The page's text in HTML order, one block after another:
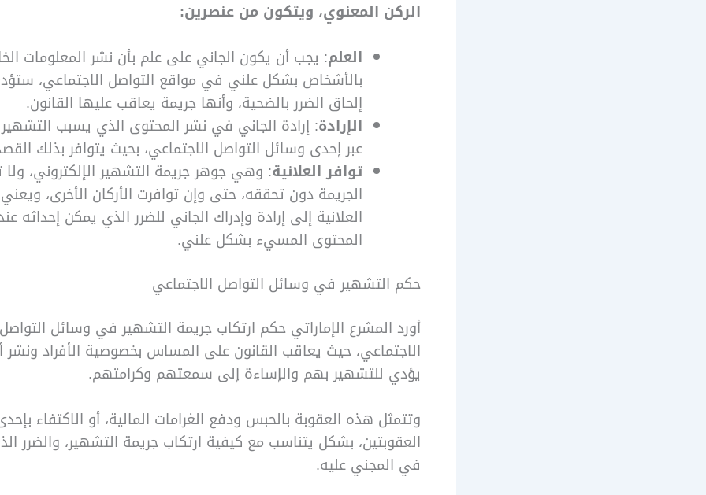
الركن المعنوي، ويتكون من عنصرين:
العلم: يجب أن يكون الجاني على علم بأن نشر المعلومات
بالأشخاص بشكل علني في مواقع التواصل الاجتماعي،
إلحاق الضرر بالضحية، وأنها جريمة يعاقب عليها القانون.
الإرادة: إرادة الجاني في نشر المحتوى الذي يسبب
عبر إحدى وسائل التواصل الاجتماعي، بحيث يتوافر بذلك
توافر العلانية: وهي جوهر جريمة التشهير الإلكتروني،
الجريمة دون تحققه، حتى وإن توافرت الأركان الأخرى،
العلانية إلى إرادة وإدراك الجاني للضرر الذي يمكن إحداثه
المحتوى المسيء بشكل علني.
حكم التشهير في وسائل التواصل الاجتماعي
أورد المشرع الإماراتي حكم ارتكاب جريمة التشهير في وسائل التواصل
الاجتماعي، حيث يعاقب القانون على المساس بخصوصية الأفراد
يؤدي للتشهير بهم والإساءة إلى سمعتهم وكرامتهم.
وتتمثل هذه العقوبة بالحبس ودفع الغرامات المالية، أو الاكتفاء
العقوبتين، بشكل يتناسب مع كيفية ارتكاب جريمة التشهير، والضرر
في المجني عليه.